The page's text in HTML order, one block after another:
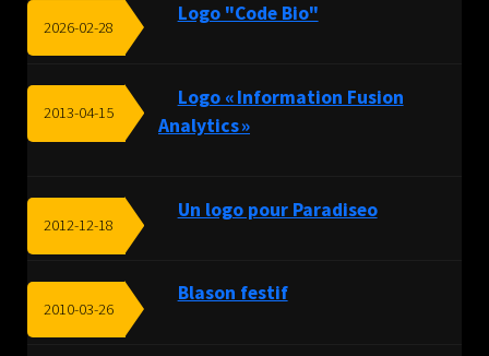
2026-02-28
Logo "Code Bio"
2013-04-15
Logo « Information Fusion
Analytics »
2012-12-18
Un logo pour Paradiseo
2010-03-26
Blason festif